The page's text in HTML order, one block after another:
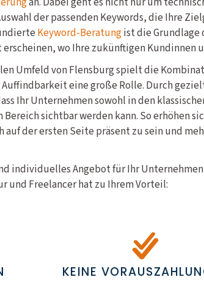
der passenden Keywords, die Ihre
Keyword-Beratungist die Grundlage
wo Ihre zukünftigen Kundinnen
Umfeld von Flensburg spielt die
eine große Rolle. Durch
Ihr Unternehmen sowohl in den
sichtbar werden kann. So erhöhen
der ersten Seite präsent zu sein und
individuelles Angebot für Ihr
und Freelancer hat zu Ihrem Vorteil:
KEINE